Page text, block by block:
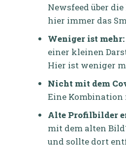
Newsfeed über
hier immer das
Weniger ist mehr:
einer kleinen
Hier ist weniger
Nicht mit dem
Eine
Alte Profilbilder
mit dem alten
und sollte dort